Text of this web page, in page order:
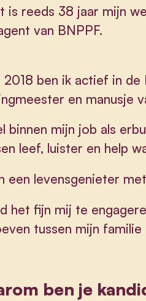
is reeds 38 jaar mijn
van BNPPF.
2018 ben ik actief in
en manusje
binnen mijn job als
leef, luister en help
een levensgenieter
het fijn mij te
tussen mijn familie
ben je